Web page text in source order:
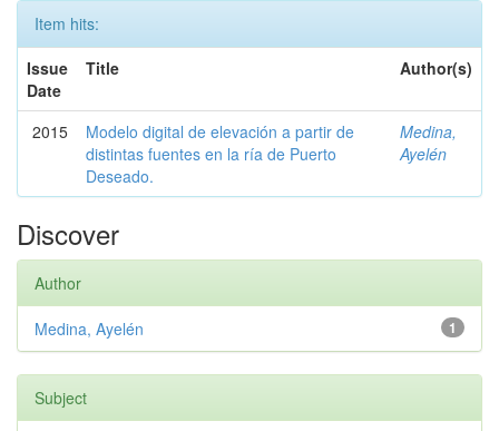
Item hits:
Issue
Date
Title Author(s)
2015
Modelo digital de elevación a partir de
distintas fuentes en la ría de Puerto
Deseado.
Medina,
Ayelén
Discover
Author
1
Medina, Ayelén
Subject